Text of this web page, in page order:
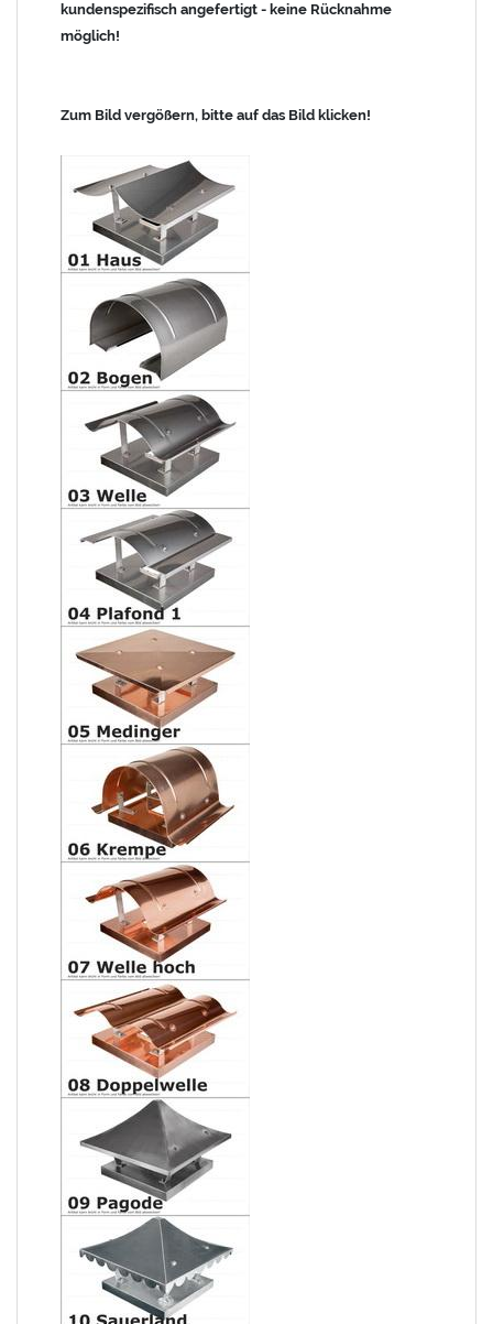
kundenspezifisch angefertigt - keine Rücknahme
möglich!
Zum Bild vergößern, bitte auf das Bild klicken!